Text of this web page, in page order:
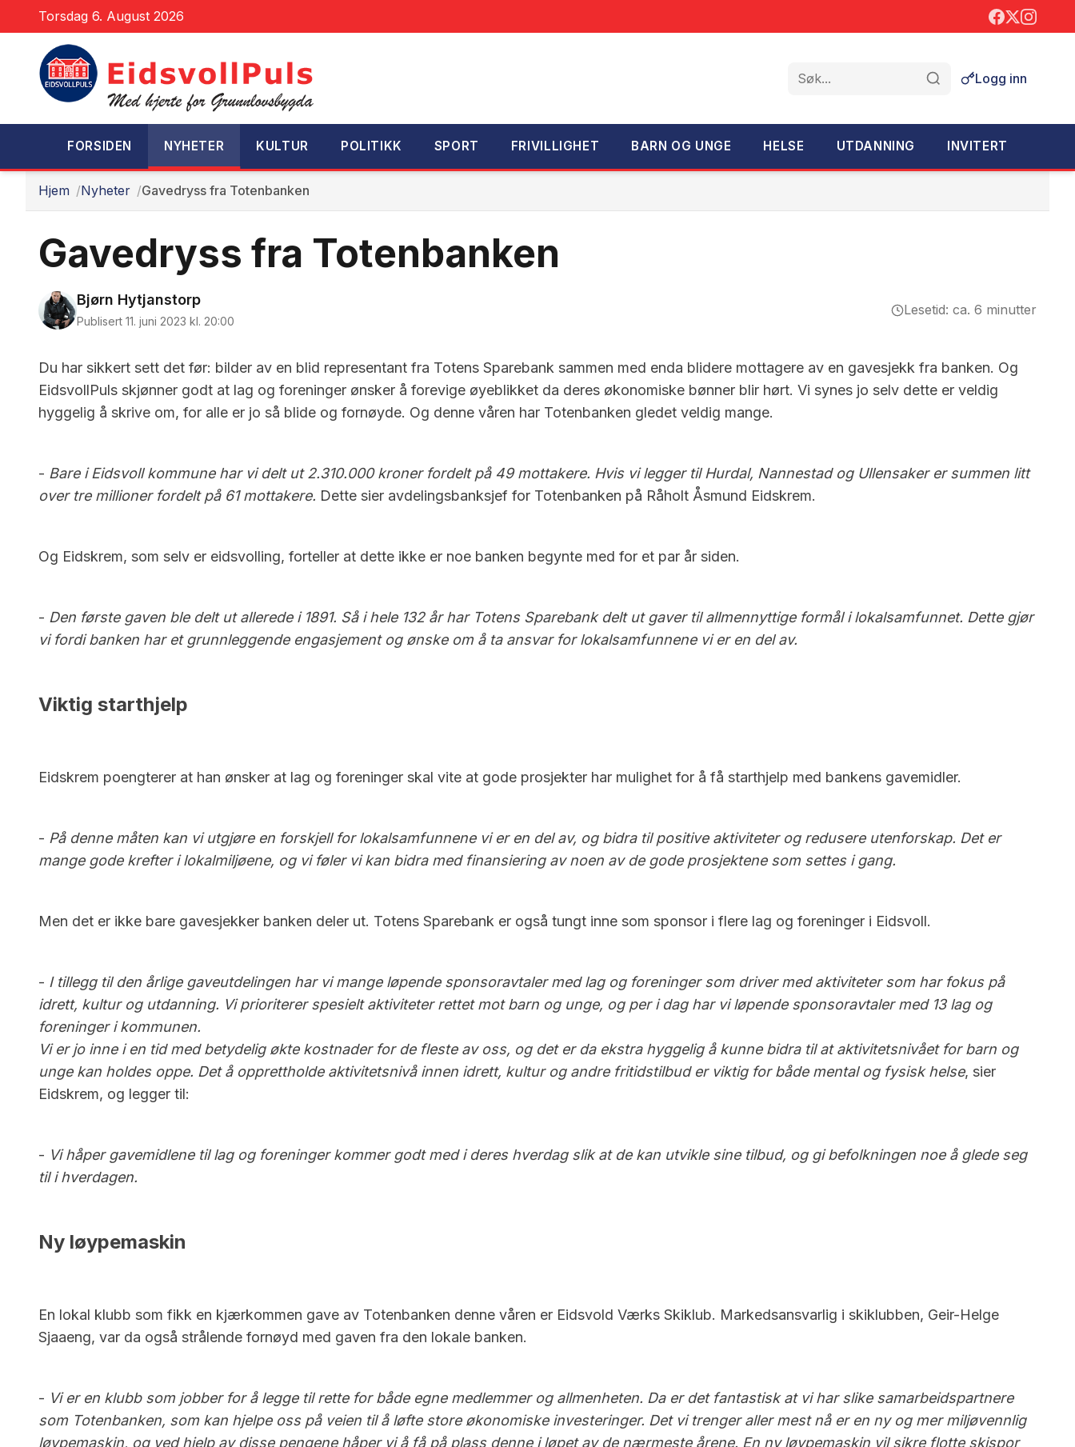
Torsdag 6. August 2026
Søk
Logg inn
FORSIDEN NYHETER KULTUR POLITIKK SPORT FRIVILLIGHET BARN OG UNGE HELSE UTDANNING INVITERT
Hjem Nyheter Gavedryss fra Totenbanken
Gavedryss fra Totenbanken
Bjørn Hytjanstorp
Publisert 11. juni 2023 kl. 20:00
Lesetid: ca. 6 minutter
Du har sikkert sett det før: bilder av en blid representant fra Totens Sparebank sammen med enda blidere mottagere av en gavesjekk fra banken. Og
EidsvollPuls skjønner godt at lag og foreninger ønsker å forevige øyeblikket da deres økonomiske bønner blir hørt. Vi synes jo selv dette er veldig
hyggelig å skrive om, for alle er jo så blide og fornøyde. Og denne våren har Totenbanken gledet veldig mange.
- Bare i Eidsvoll kommune har vi delt ut 2.310.000 kroner fordelt på 49 mottakere. Hvis vi legger til Hurdal, Nannestad og Ullensaker er summen litt
over tre millioner fordelt på 61 mottakere. Dette sier avdelingsbanksjef for Totenbanken på Råholt Åsmund Eidskrem.
Og Eidskrem, som selv er eidsvolling, forteller at dette ikke er noe banken begynte med for et par år siden.
- Den første gaven ble delt ut allerede i 1891. Så i hele 132 år har Totens Sparebank delt ut gaver til allmennyttige formål i lokalsamfunnet. Dette gjør
vi fordi banken har et grunnleggende engasjement og ønske om å ta ansvar for lokalsamfunnene vi er en del av.
Viktig starthjelp
Eidskrem poengterer at han ønsker at lag og foreninger skal vite at gode prosjekter har mulighet for å få starthjelp med bankens gavemidler.
- På denne måten kan vi utgjøre en forskjell for lokalsamfunnene vi er en del av, og bidra til positive aktiviteter og redusere utenforskap. Det er
mange gode krefter i lokalmiljøene, og vi føler vi kan bidra med finansiering av noen av de gode prosjektene som settes i gang.
Men det er ikke bare gavesjekker banken deler ut. Totens Sparebank er også tungt inne som sponsor i flere lag og foreninger i Eidsvoll.
- I tillegg til den årlige gaveutdelingen har vi mange løpende sponsoravtaler med lag og foreninger som driver med aktiviteter som har fokus på
idrett, kultur og utdanning. Vi prioriterer spesielt aktiviteter rettet mot barn og unge, og per i dag har vi løpende sponsoravtaler med 13 lag og
foreninger i kommunen.
Vi er jo inne i en tid med betydelig økte kostnader for de fleste av oss, og det er da ekstra hyggelig å kunne bidra til at aktivitetsnivået for barn og
unge kan holdes oppe. Det å opprettholde aktivitetsnivå innen idrett, kultur og andre fritidstilbud er viktig for både mental og fysisk helse, sier
Eidskrem, og legger til:
- Vi håper gavemidlene til lag og foreninger kommer godt med i deres hverdag slik at de kan utvikle sine tilbud, og gi befolkningen noe å glede seg
til i hverdagen.
Ny løypemaskin
En lokal klubb som fikk en kjærkommen gave av Totenbanken denne våren er Eidsvold Værks Skiklub. Markedsansvarlig i skiklubben, Geir-Helge
Sjaaeng, var da også strålende fornøyd med gaven fra den lokale banken.
- Vi er en klubb som jobber for å legge til rette for både egne medlemmer og allmenheten. Da er det fantastisk at vi har slike samarbeidspartnere
som Totenbanken, som kan hjelpe oss på veien til å løfte store økonomiske investeringer. Det vi trenger aller mest nå er en ny og mer miljøvennlig
løypemaskin, og ved hjelp av disse pengene håper vi å få på plass denne i løpet av de nærmeste årene. En ny løypemaskin vil sikre flotte skispor